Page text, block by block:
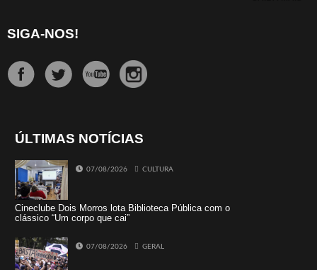
SIGA-NOS!
ÚLTIMAS NOTÍCIAS
07/08/2026 CULTURA
Cineclube Dois Morros lota Biblioteca Pública com o
clássico “Um corpo que cai”
07/08/2026 GERAL